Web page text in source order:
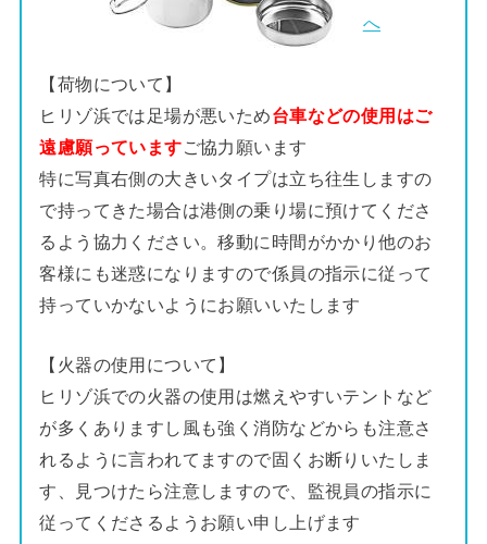
へ
【荷物について】
ヒリゾ浜では足場が悪いため台車などの使用はご
遠慮願っていますご協力願います
特に写真右側の大きいタイプは立ち往生しますの
で持ってきた場合は港側の乗り場に預けてくださ
るよう協力ください。移動に時間がかかり他のお
客様にも迷惑になりますので係員の指示に従って
持っていかないようにお願いいたします
【火器の使用について】
ヒリゾ浜での火器の使用は燃えやすいテントなど
が多くありますし風も強く消防などからも注意さ
れるように言われてますので固くお断りいたしま
す、見つけたら注意しますので、監視員の指示に
従ってくださるようお願い申し上げます